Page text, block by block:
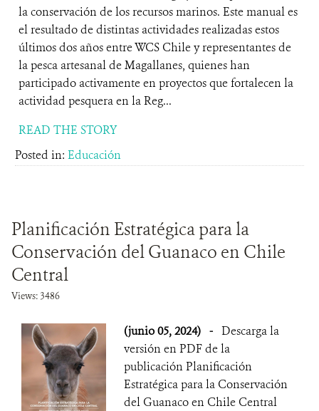
la conservación de los recursos marinos. Este manual es
el resultado de distintas actividades realizadas estos
últimos dos años entre WCS Chile y representantes de
la pesca artesanal de Magallanes, quienes han
participado activamente en proyectos que fortalecen la
actividad pesquera en la Reg...
READ THE STORY
Posted in: Educación
Planificación Estratégica para la
Conservación del Guanaco en Chile
Central
Views: 3486
(junio 05, 2024) - Descarga la
versión en PDF de la
publicación Planificación
Estratégica para la Conservación
del Guanaco en Chile Central